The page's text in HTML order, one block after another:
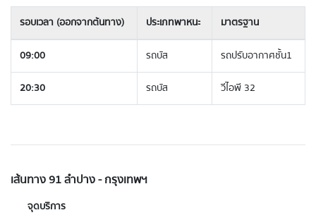
รอบเวลา (ออกจากต้นทาง) ประเภทพาหนะ มาตรฐาน
09:00 รถบัส รถปรับอากาศชั้น1
20:30 รถบัส วีไอพี 32
เส้นทาง 91 ลำปาง - กรุงเทพฯ
จุดบริการ